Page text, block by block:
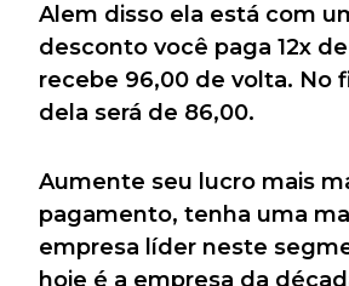
Alem disso ela está com
desconto você paga 12x
recebe 96,00 de volta. No
dela será de 86,00.
Aumente seu lucro mais
pagamento, tenha uma
empresa líder neste
hoje é a empresa da